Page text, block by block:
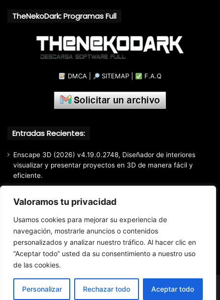
Valoramos tu privacidad
Usamos cookies para mejorar su experiencia de
navegación, mostrarle anuncios o contenidos
personalizados y analizar nuestro tráfico. Al hacer clic en
“Aceptar todo” usted da su consentimiento a nuestro uso
de las cookies.
Personalizar Rechazar todo Aceptar todo
TheNekoDark: Programas Full
DMCA| SITEMAP F.A.Q
Entradas Recientes:
Enscape 3D (2026) v4.19.0.2748, Diseñador de interiores
visualizar y presentar proyectos en 3D de manera fácil y
eficiente.
EaseUS Partition Master Professional All Edition (2026)
v20.5.0 Build 202608010610, Crear y modificar particiones
fácil y rápido
EaseUS Todo Backup Home 2025 v16.3.1, Respaldo y
recuperación de archivos confiable
© Copyright 2016 - 2026 Todos los derechos reservados.